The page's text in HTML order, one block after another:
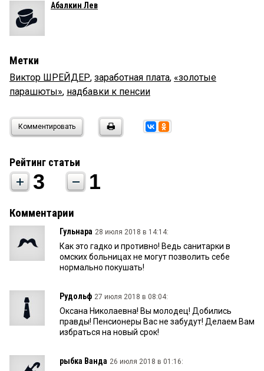
Абалкин Лев
Метки
Виктор ШРЕЙДЕР, заработная плата, «золотые
парашюты», надбавки к пенсии
Комментировать
Рейтинг статьи
3 1
Комментарии
Гульнара 28 июля 2018 в 14:14:
Как это гадко и противно! Ведь санитарки в
омских больницах не могут позволить себе
нормально покушать!
Рудольф 27 июля 2018 в 08:04:
Оксана Николаевна! Вы молодец! Добились
правды! Пенсионеры Вас не забудут! Делаем Вам
избраться на новый срок!
рыбка Ванда 26 июля 2018 в 01:16: